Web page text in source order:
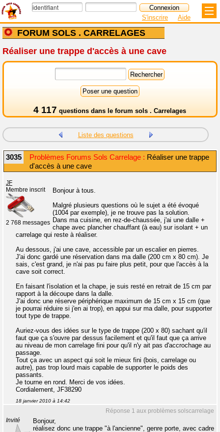
FORUM SOLS . CARRELAGES
S'inscrire Aide
Réaliser une trappe d'accès à une cave
4 117 questions dans le forum sols . Carrelages
Liste des questions
3035 Problèmes Forums Sols Carrelage : Réaliser une trappe
d'accès à une cave
JF
Membre inscrit
2 768 messages
Bonjour à tous.
Malgré plusieurs questions où le sujet a été évoqué
(1004 par exemple), je ne trouve pas la solution.
Dans ma cuisine, en rez-de-chaussée, j'ai une dalle +
chape avec plancher chauffant (à eau) sur isolant + un
carrelage qui reste à réaliser.
Au dessous, j'ai une cave, accessible par un escalier en pierres.
J'ai donc gardé une réservation dans ma dalle (200 cm x 80 cm). Je
sais, c'est grand, je n'ai pas pu faire plus petit, pour que l'accès à la
cave soit correct.
En faisant l'isolation et la chape, je suis resté en retrait de 15 cm par
rapport à la découpe dans la dalle.
J'ai donc une réserve périphérique maximum de 15 cm x 15 cm (que
je pourrai réduire si j'en ai trop), en appui sur ma dalle, pour supporter
tout type de trappe.
Auriez-vous des idées sur le type de trappe (200 x 80) sachant qu'il
faut que ça s'ouvre par dessus facilement et qu'il faut que ça arrive
au niveau de mon carrelage fini pour qu'il n'y ait pas d'accrochage au
passage.
Tout ça avec un aspect qui soit le mieux fini (bois, carrelage ou
autre), pas trop lourd mais capable de supporter le poids des
passants.
Je tourne en rond. Merci de vos idées.
Cordialement, JF38290
18 janvier 2010 à 14:42
Réponse 1 aux problèmes solscarrelage
Invité
Bonjour,
réalisez donc une trappe "à l'ancienne", genre porte, avec cadre